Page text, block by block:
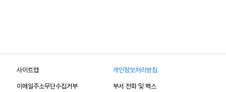
사이트맵 개인정보처리방침
이메일주소무단수집거부 부서 전화 및 팩스